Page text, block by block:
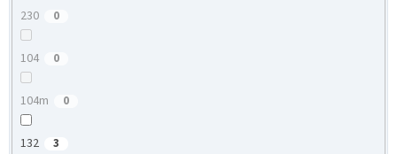
230 0
104 0
104m 0
132 3